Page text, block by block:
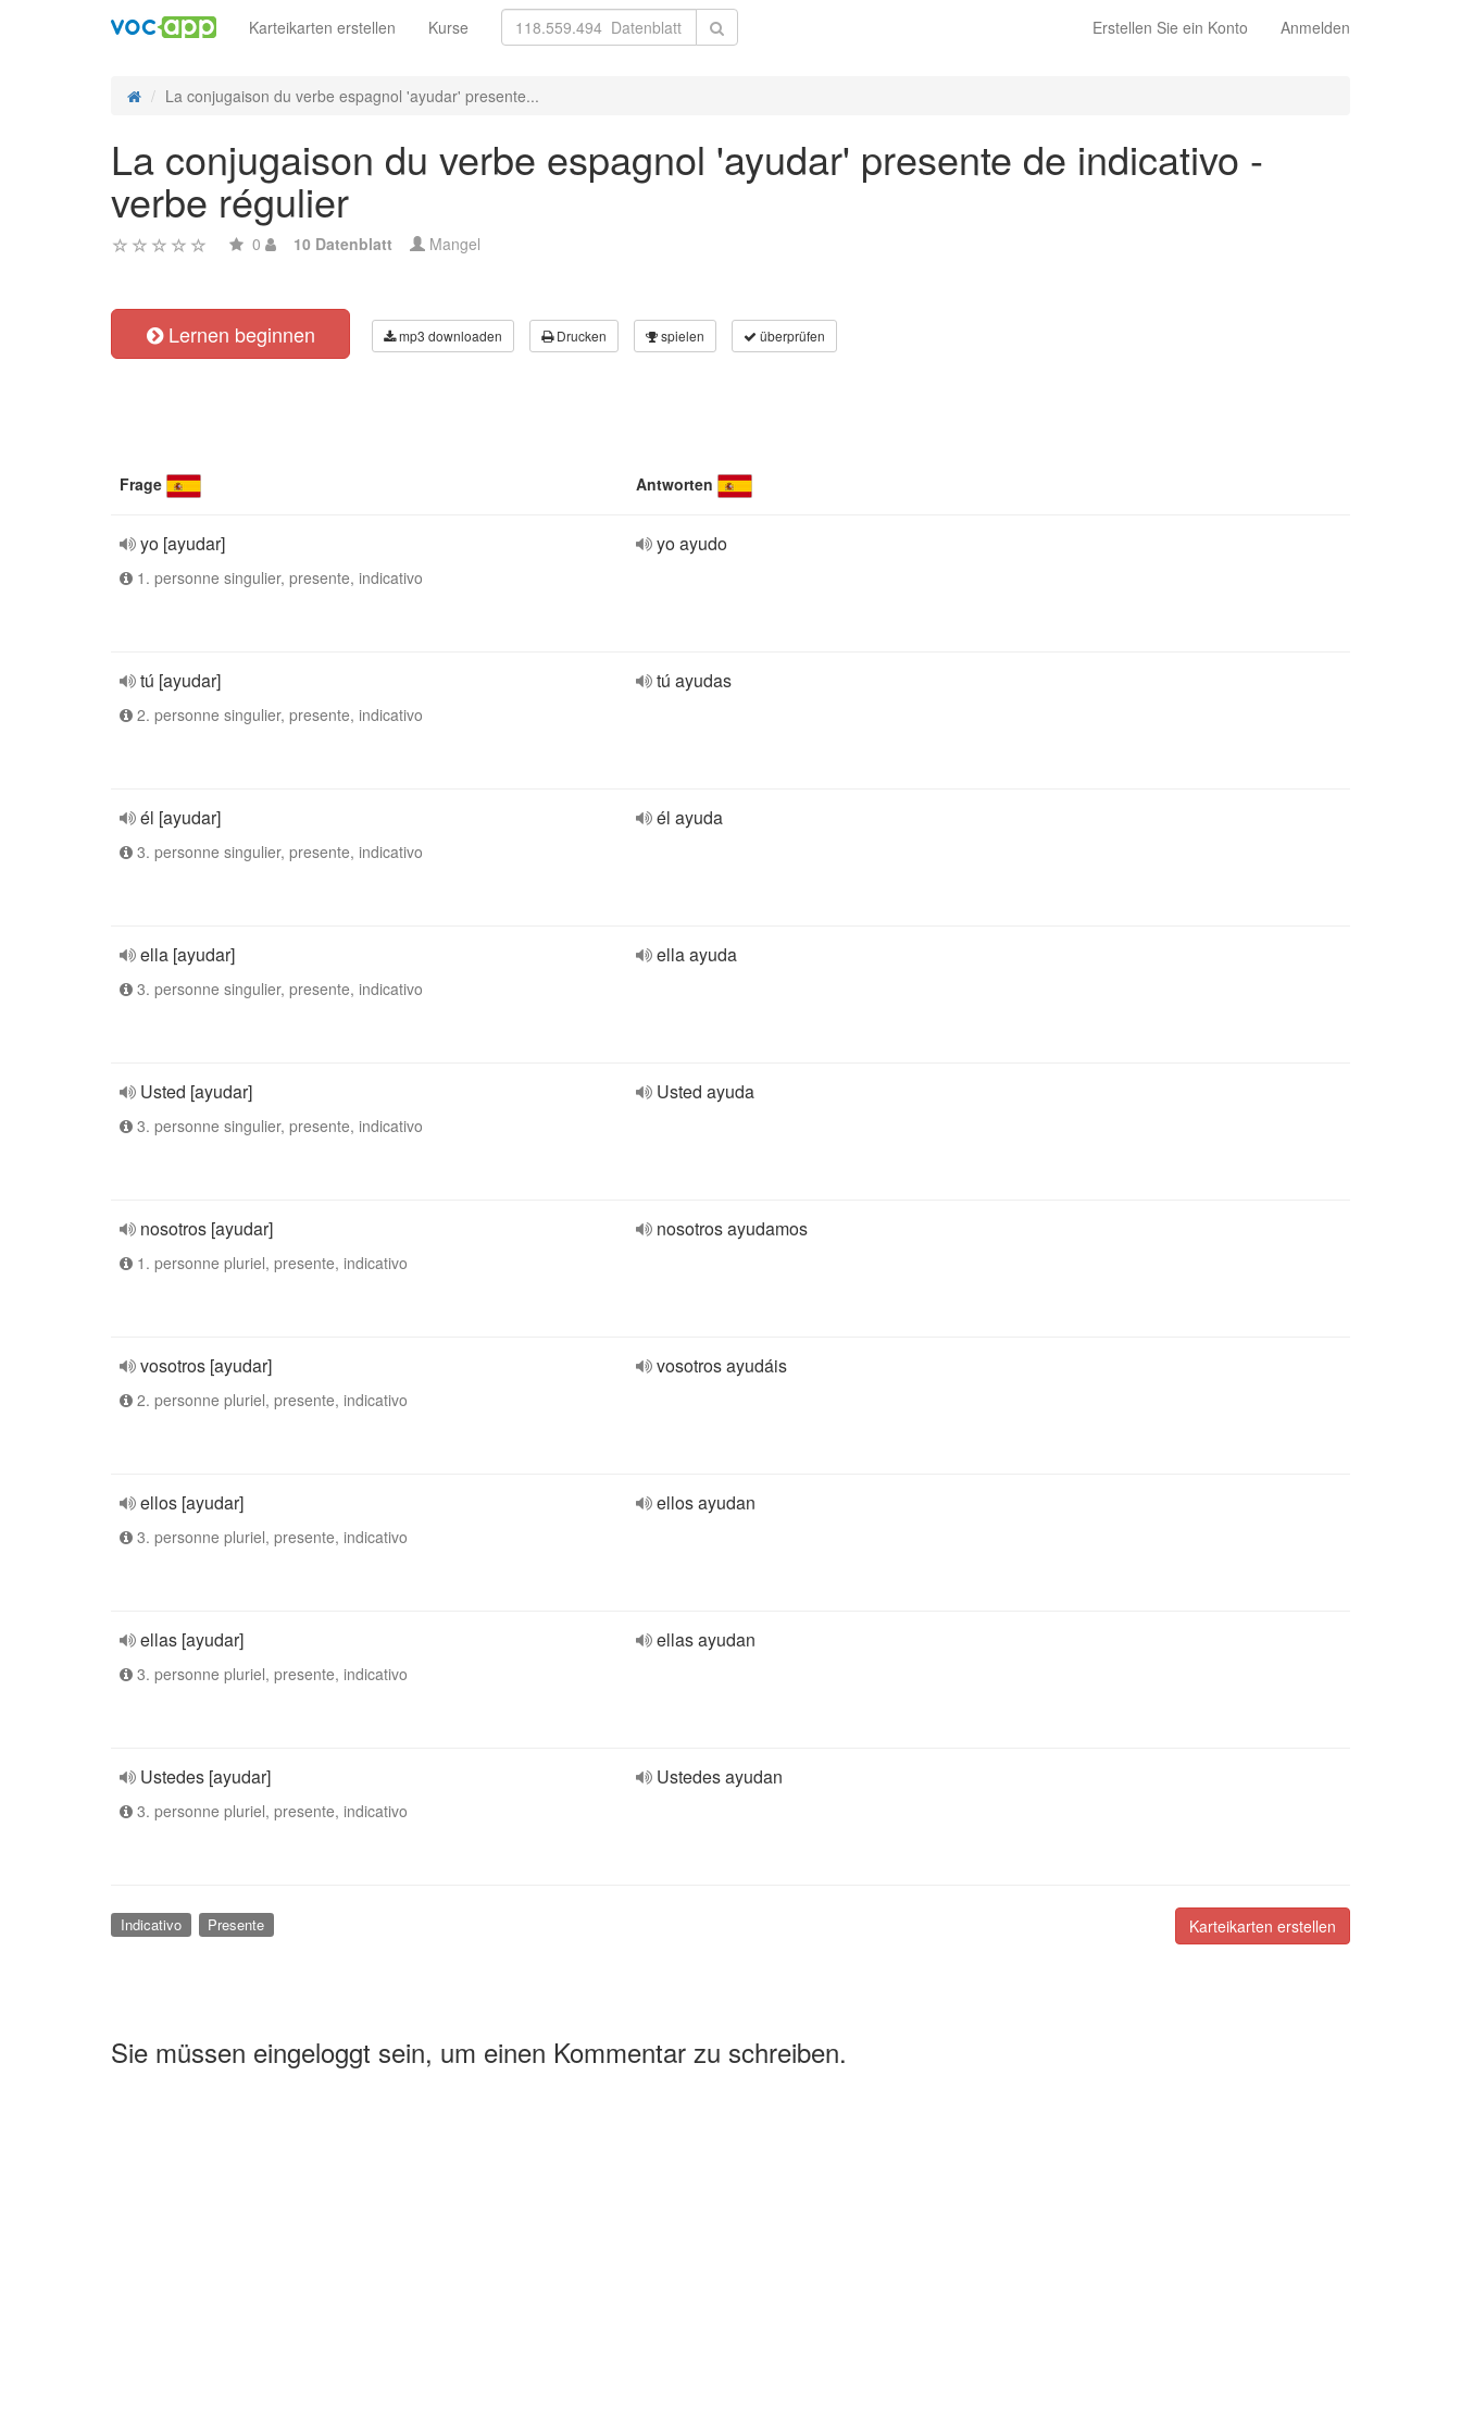
Erstellen Sie ein Konto Anmelden
Karteikarten erstellen Kurse
La conjugaison du verbe espagnol 'ayudar' presente...
La conjugaison du verbe espagnol 'ayudar' presente de indicativo -
verbe régulier
0 10 Datenblatt Mangel
Lernen beginnen mp3 downloaden Drucken spielen überprüfen
Frage Antworten
yo [ayudar]
1. personne singulier, presente, indicativo
yo ayudo
tú [ayudar]
2. personne singulier, presente, indicativo
tú ayudas
él [ayudar]
3. personne singulier, presente, indicativo
él ayuda
ella [ayudar]
3. personne singulier, presente, indicativo
ella ayuda
Usted [ayudar]
3. personne singulier, presente, indicativo
Usted ayuda
nosotros [ayudar]
1. personne pluriel, presente, indicativo
nosotros ayudamos
vosotros [ayudar]
2. personne pluriel, presente, indicativo
vosotros ayudáis
ellos [ayudar]
3. personne pluriel, presente, indicativo
ellos ayudan
ellas [ayudar]
3. personne pluriel, presente, indicativo
ellas ayudan
Ustedes [ayudar]
3. personne pluriel, presente, indicativo
Ustedes ayudan
Karteikarten erstellen
Indicativo Presente
Sie müssen eingeloggt sein, um einen Kommentar zu schreiben.